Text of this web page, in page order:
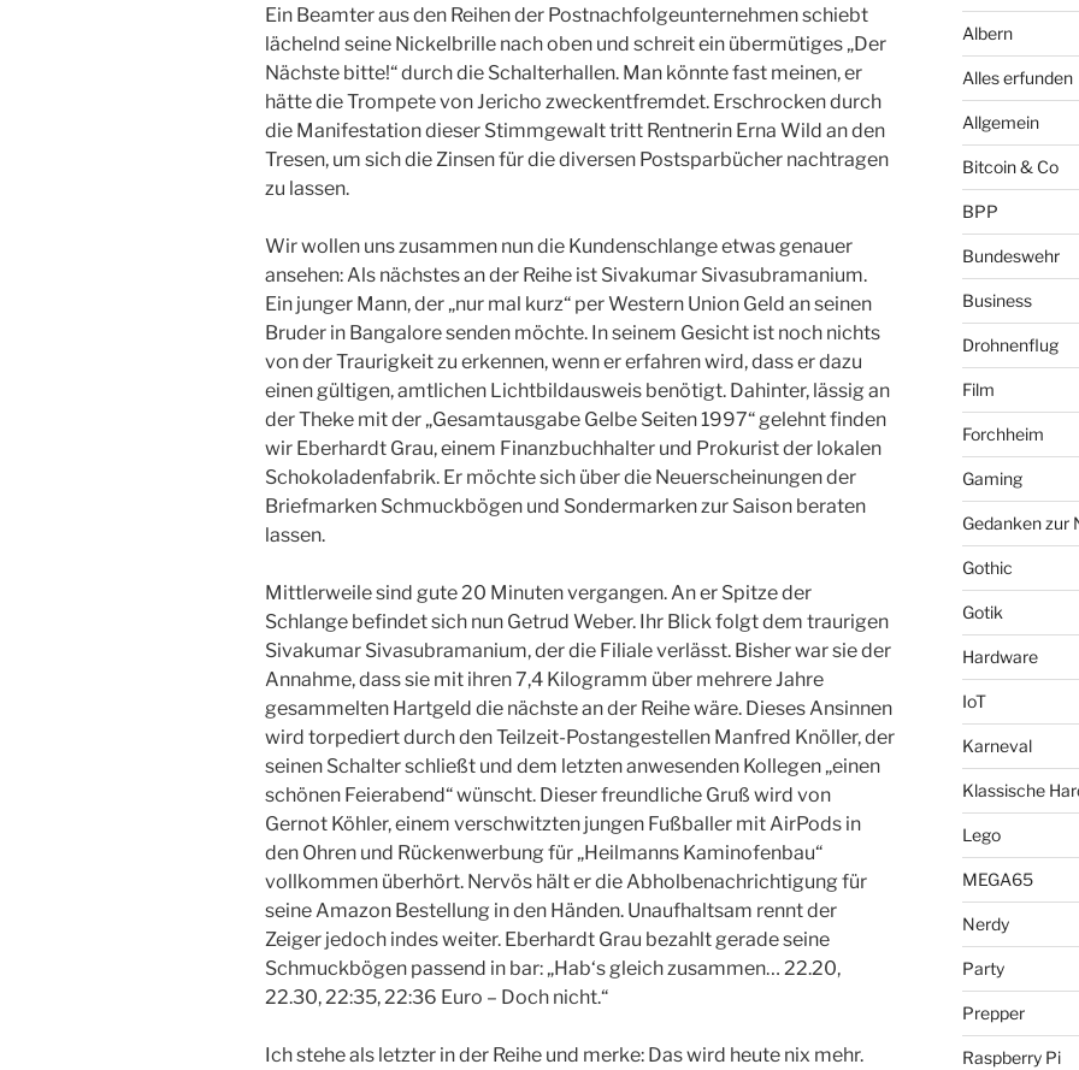
Ein Beamter aus den Reihen der Postnachfolgeunternehmen schiebt
lächelnd seine Nickelbrille nach oben und schreit ein übermütiges „Der
Nächste bitte!“ durch die Schalterhallen. Man könnte fast meinen, er
hätte die Trompete von Jericho zweckentfremdet. Erschrocken durch
die Manifestation dieser Stimmgewalt tritt Rentnerin Erna Wild an den
Tresen, um sich die Zinsen für die diversen Postsparbücher nachtragen
zu lassen.
Wir wollen uns zusammen nun die Kundenschlange etwas genauer
ansehen: Als nächstes an der Reihe ist Sivakumar Sivasubramanium.
Ein junger Mann, der „nur mal kurz“ per Western Union Geld an seinen
Bruder in Bangalore senden möchte. In seinem Gesicht ist noch nichts
von der Traurigkeit zu erkennen, wenn er erfahren wird, dass er dazu
einen gültigen, amtlichen Lichtbildausweis benötigt. Dahinter, lässig an
der Theke mit der „Gesamtausgabe Gelbe Seiten 1997“ gelehnt finden
wir Eberhardt Grau, einem Finanzbuchhalter und Prokurist der lokalen
Schokoladenfabrik. Er möchte sich über die Neuerscheinungen der
Briefmarken Schmuckbögen und Sondermarken zur Saison beraten
lassen.
Mittlerweile sind gute 20 Minuten vergangen. An er Spitze der
Schlange befindet sich nun Getrud Weber. Ihr Blick folgt dem traurigen
Sivakumar Sivasubramanium, der die Filiale verlässt. Bisher war sie der
Annahme, dass sie mit ihren 7,4 Kilogramm über mehrere Jahre
gesammelten Hartgeld die nächste an der Reihe wäre. Dieses Ansinnen
wird torpediert durch den Teilzeit-Postangestellen Manfred Knöller, der
seinen Schalter schließt und dem letzten anwesenden Kollegen „einen
schönen Feierabend“ wünscht. Dieser freundliche Gruß wird von
Gernot Köhler, einem verschwitzten jungen Fußballer mit AirPods in
den Ohren und Rückenwerbung für „Heilmanns Kaminofenbau“
vollkommen überhört. Nervös hält er die Abholbenachrichtigung für
seine Amazon Bestellung in den Händen. Unaufhaltsam rennt der
Zeiger jedoch indes weiter. Eberhardt Grau bezahlt gerade seine
Schmuckbögen passend in bar: „Hab‘s gleich zusammen… 22.20,
22.30, 22:35, 22:36 Euro – Doch nicht.“
Ich stehe als letzter in der Reihe und merke: Das wird heute nix mehr.
Albern
Alles erfunden
Allgemein
Bitcoin & Co
BPP
Bundeswehr
Business
Drohnenflug
Film
Forchheim
Gaming
Gedanken zur
Gothic
Gotik
Hardware
IoT
Karneval
Klassische
Lego
MEGA65
Nerdy
Party
Prepper
Raspberry Pi